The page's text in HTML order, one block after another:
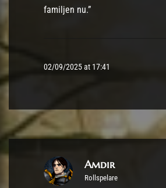
familjen nu.”
02/09/2025 at 17:41
Amdir
Rollspelare